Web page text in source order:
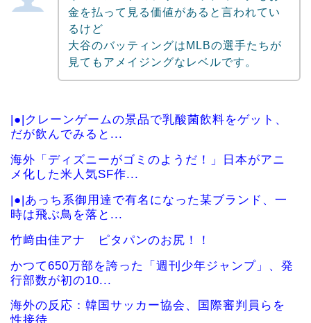
金を払って見る価値があると言われてい
るけど
大谷のバッティングはMLBの選手たちが
見てもアメイジングなレベルです。
|●|クレーンゲームの景品で乳酸菌飲料をゲット、
だが飲んでみると...
海外「ディズニーがゴミのようだ！」日本がアニ
メ化した米人気SF作...
|●|あっち系御用達で有名になった某ブランド、一
時は飛ぶ鳥を落と...
竹﨑由佳アナ ピタパンのお尻！！
かつて650万部を誇った「週刊少年ジャンプ」、発
行部数が初の10...
海外の反応：韓国サッカー協会、国際審判員らを
性接待